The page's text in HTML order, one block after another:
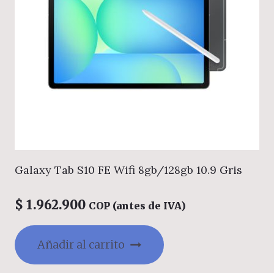
Galaxy Tab S10 FE Wifi 8gb/128gb 10.9 Gris
$ 1.962.900 COP (antes de IVA)
Añadir al carrito